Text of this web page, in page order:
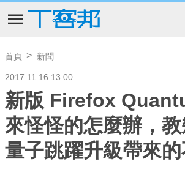
首頁 新聞
2017.11.16 13:00
新版 Firefox
來怪怪的怎麼辦，
量子跳躍升級帶來